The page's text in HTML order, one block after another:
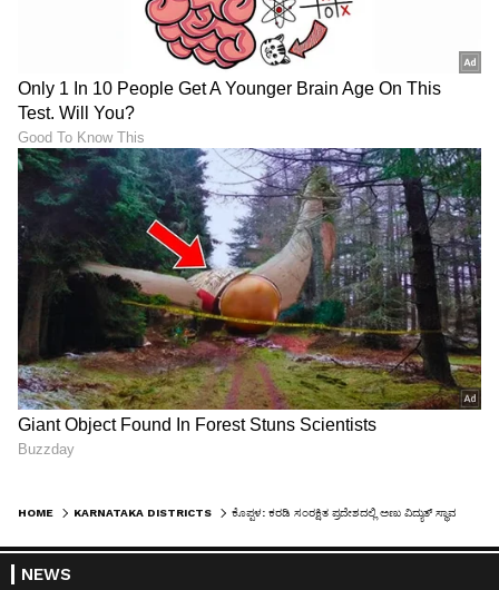
HOME KARNATAKA DISTRICTS
NEWS